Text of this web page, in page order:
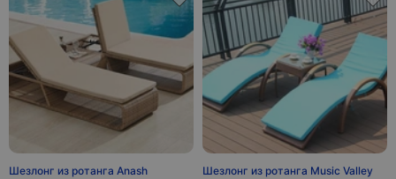
Шезлонг из ротанга Anash Шезлонг из ротанга Music Valley